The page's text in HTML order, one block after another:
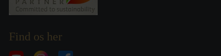
Find os her